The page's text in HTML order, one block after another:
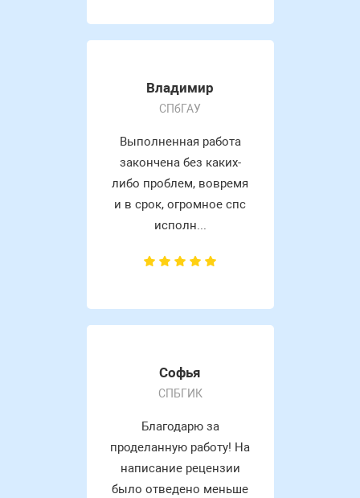
Владимир
СПбГАУ
Выполненная работа
закончена без каких-
либо проблем, вовремя
и в срок, огромное спс
исполн...
Софья
СПБГИК
Благодарю за
проделанную работу! На
написание рецензии
было отведено меньше